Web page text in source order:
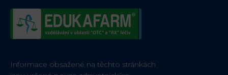
Informace obsažené na těchto stránkách